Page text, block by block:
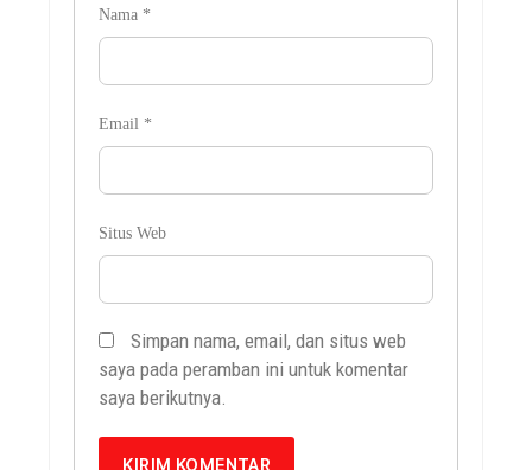
Nama *
Email *
Situs Web
Simpan nama, email, dan situs web
saya pada peramban ini untuk komentar
saya berikutnya.